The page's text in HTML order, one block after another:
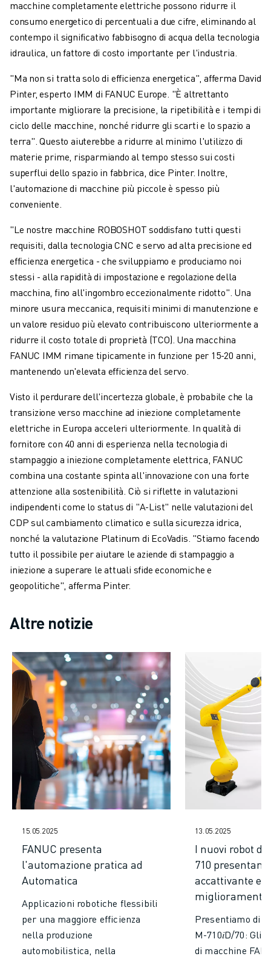
PACCHETTO EDUCATIONAL ROBODRILL
MACCHINE ELETTRICHE PER STAMPAGGIO A INIEZIONE
TROVA ROBOSHOT
ROBOSHOT MACCHINE ELETTRICHE PER LO STAMPAGGIO AD
SOFTWARE ROBOSHOT
ROBOSHOT SOSTENIBILITÀ
PACCHETTO ROBOTICA ROBOSHOT
MANUTENZIONE PREVENTIVA DI ROBOSHOT
COSTO TOTALE DI PROPRIETÀ ROBOSHOT
MACCHINE PER ELETTROEROSIONE A FILO
ROBOCUT MACCHINE PER ELETTROEROSIONE A FILO
ROBOCUT HARDWARE
SOFTWARE ROBOCUT
MANUTENZIONE PREVENTIVA DI ROBOCUT
SOSTENIBILITÀ DI ROBOCUT
SOLUZIONI IIOT
SOLUZIONI PER FABBRICHE INTELLIGENTI
SOLUZIONI DI FABBRICA INTELLIGENTI PER AUMENTARE
REGISTRAZIONE DEI PRODOTTI " PORTALE FANUC
CASI DI SUCCESSO
SOLUZIONI
SETTORI
TUTTI I SETTORI
AUTOMOTIVE
VEICOLI ELETTRICI
ELETTRONICA
FOOD & BEVERAGE
MEDICALE
PLASTICA
MAGAZZINAGGIO, LOGISTICA, SPEDIZIONI E PACCHI
APPLICAZIONI
TUTTE LE APPLICAZIONI
MACCHINE A 5 ASSI
SALDATURA AD ARCO
ASSEMBLAGGIO
RETTIFICA CNC
TORNITURA CNC
STAMPAGGIO A INIEZIONE
ASSERVIMENTO MACCHINA
MOVIMENTAZIONE DEI MATERIALI
VERNICIATURA
PALLETTIZZAZIONE
SALDATURA A PUNTI
ISPEZIONE VISIVA
ELETTROEROSIONE A FILO
CASI DI SUCCESSO
SERVIZIO CLIENTI
ASSISTENZA CLIENTI
ASSISTENZA TECNICA REMOTA
RICAMBI
RIGENERAZIONE
STRUMENTI DI SERVICE DIGITALI
E-STORE
CENTRO DOWNLOAD " MYFANUC
TRAINING & EDUCATION
macchine completamente elettriche possono ridurre il
consumo energetico di percentuali a due cifre, eliminando al
contempo il significativo fabbisogno di acqua della tecnologia
idraulica, un fattore di costo importante per l'industria.
"Ma non si tratta solo di efficienza energetica", afferma David
Pinter, esperto IMM di FANUC Europe. "È altrettanto
importante migliorare la precisione, la ripetibilità e i tempi di
ciclo delle macchine, nonché ridurre gli scarti e lo spazio a
terra". Questo aiuterebbe a ridurre al minimo l'utilizzo di
materie prime, risparmiando al tempo stesso sui costi
superflui dello spazio in fabbrica, dice Pinter. Inoltre,
l'automazione di macchine più piccole è spesso più
conveniente.
"Le nostre macchine ROBOSHOT soddisfano tutti questi
requisiti, dalla tecnologia CNC e servo ad alta precisione ed
efficienza energetica - che sviluppiamo e produciamo noi
stessi - alla rapidità di impostazione e regolazione della
macchina, fino all'ingombro eccezionalmente ridotto". Una
minore usura meccanica, requisiti minimi di manutenzione e
un valore residuo più elevato contribuiscono ulteriormente a
ridurre il costo totale di proprietà (TCO). Una macchina
FANUC IMM rimane tipicamente in funzione per 15-20 anni,
mantenendo un'elevata efficienza del servo.
Visto il perdurare dell'incertezza globale, è probabile che la
transizione verso macchine ad iniezione completamente
elettriche in Europa acceleri ulteriormente. In qualità di
fornitore con 40 anni di esperienza nella tecnologia di
stampaggio a iniezione completamente elettrica, FANUC
combina una costante spinta all'innovazione con una forte
attenzione alla sostenibilità. Ciò si riflette in valutazioni
indipendenti come lo status di "A-List" nelle valutazioni del
CDP sul cambiamento climatico e sulla sicurezza idrica,
nonché la valutazione Platinum di EcoVadis. "Stiamo facendo
tutto il possibile per aiutare le aziende di stampaggio a
iniezione a superare le attuali sfide economiche e
geopolitiche", afferma Pinter.
Altre notizie
15.05.2025
FANUC presenta
l'automazione pratica ad
Automatica
Applicazioni robotiche flessibili
per una maggiore efficienza
nella produzione
automobilistica, nella
13.05.2025
I nuovi robot
710
accattivante e
miglioramenti
Presentiamo di
M-710𝑖D/70: Gli
di macchine